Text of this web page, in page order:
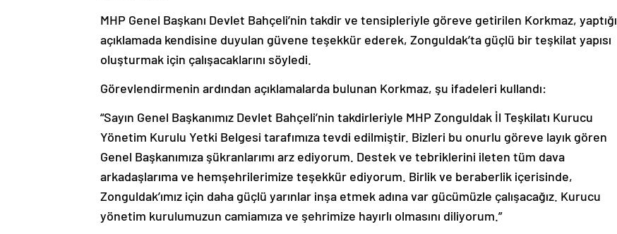
MHP Genel Başkanı Devlet Bahçeli’nin takdir ve tensipleriyle göreve getirilen Korkmaz, yaptığı
açıklamada kendisine duyulan güvene teşekkür ederek, Zonguldak’ta güçlü bir teşkilat yapısı
oluşturmak için çalışacaklarını söyledi.
Görevlendirmenin ardından açıklamalarda bulunan Korkmaz, şu ifadeleri kullandı:
“Sayın Genel Başkanımız Devlet Bahçeli’nin takdirleriyle MHP Zonguldak İl Teşkilatı Kurucu
Yönetim Kurulu Yetki Belgesi tarafımıza tevdi edilmiştir. Bizleri bu onurlu göreve layık gören
Genel Başkanımıza şükranlarımı arz ediyorum. Destek ve tebriklerini ileten tüm dava
arkadaşlarıma ve hemşehrilerimize teşekkür ediyorum. Birlik ve beraberlik içerisinde,
Zonguldak’ımız için daha güçlü yarınlar inşa etmek adına var gücümüzle çalışacağız. Kurucu
yönetim kurulumuzun camiamıza ve şehrimize hayırlı olmasını diliyorum.”